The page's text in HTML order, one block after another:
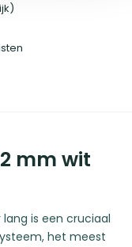
mm wit
lang is een cruciaal
het meest